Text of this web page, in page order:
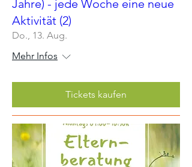
Jahre) - jede Woche eine neue
Aktivität (2)
Do., 13. Aug.
Mehr Infos
Tickets kaufen